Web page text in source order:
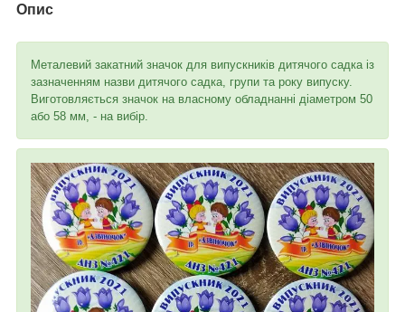
Опис
Металевий закатний значок для випускників дитячого садка із
зазначенням назви дитячого садка, групи та року випуску.
Виготовляється значок на власному обладнанні діаметром 50
або 58 мм, - на вибір.